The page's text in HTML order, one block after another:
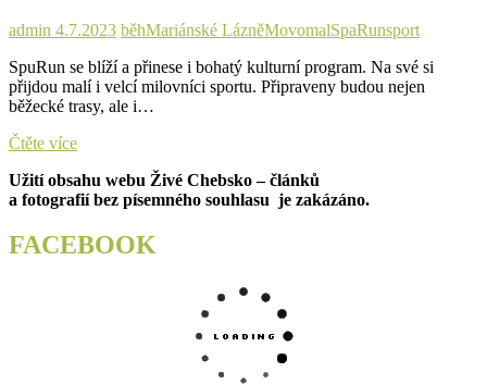
povídání
admin 4.7.2023 běhMariánské LázněMovomalSpaRunsport
SpuRun se blíží a přinese i bohatý kulturní program. Na své si
přijdou malí i velcí milovníci sportu. Připraveny budou nejen
běžecké trasy, ale i…
Čtěte víceSpuRun
blíží
a
i
bohatý
Užití obsahu webu Živé Chebsko – článků
a fotografií bez písemného souhlasu je zakázáno.
FACEBOOK